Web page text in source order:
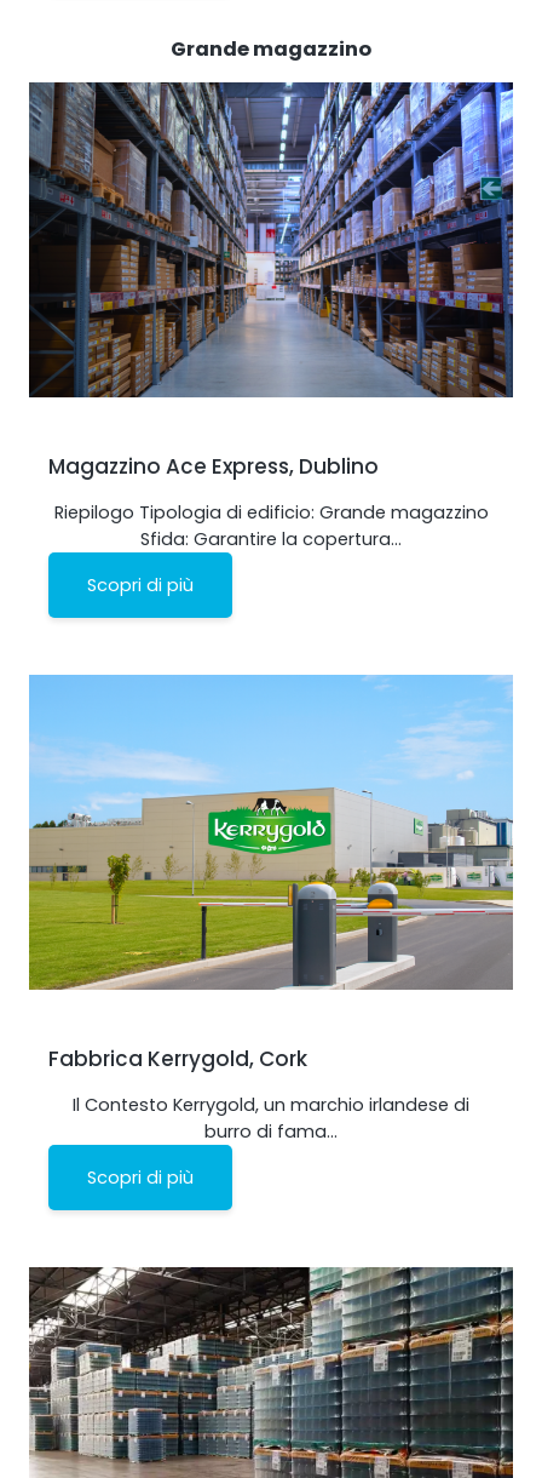
Grande magazzino
Magazzino Ace Express, Dublino
Riepilogo Tipologia di edificio: Grande magazzino
Sfida: Garantire la copertura…
Scopri di più
Fabbrica Kerrygold, Cork
Il Contesto Kerrygold, un marchio irlandese di
burro di fama…
Scopri di più